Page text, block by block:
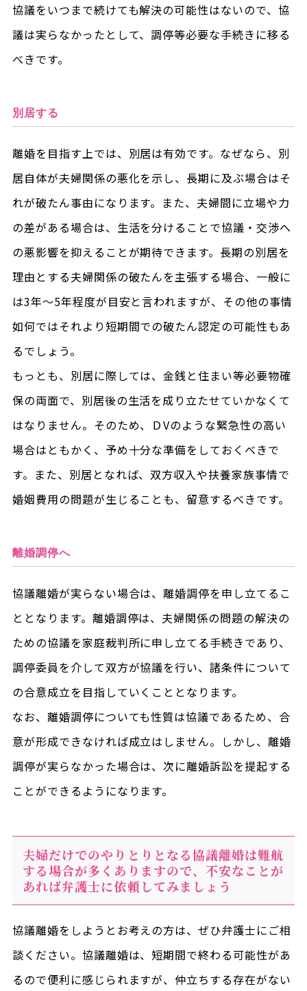
協議をいつまで続けても解決の可能性はないので、協
議は実らなかったとして、調停等必要な手続きに移る
べきです。
別居する
離婚を目指す上では、別居は有効です。なぜなら、別
居自体が夫婦関係の悪化を示し、長期に及ぶ場合はそ
れが破たん事由になります。また、夫婦間に立場や力
の差がある場合は、生活を分けることで協議・交渉へ
の悪影響を抑えることが期待できます。長期の別居を
理由とする夫婦関係の破たんを主張する場合、一般に
は3年～5年程度が目安と言われますが、その他の事情
如何ではそれより短期間での破たん認定の可能性もあ
るでしょう。
もっとも、別居に際しては、金銭と住まい等必要物確
保の両面で、別居後の生活を成り立たせていかなくて
はなりません。そのため、ＤVのような緊急性の高い
場合はともかく、予め十分な準備をしておくべきで
す。また、別居となれば、双方収入や扶養家族事情で
婚姻費用の問題が生じることも、留意するべきです。
離婚調停へ
協議離婚が実らない場合は、離婚調停を申し立てるこ
ととなります。離婚調停は、夫婦関係の問題の解決の
ための協議を家庭裁判所に申し立てる手続きであり、
調停委員を介して双方が協議を行い、諸条件について
の合意成立を目指していくこととなります。
なお、離婚調停についても性質は協議であるため、合
意が形成できなければ成立はしません。しかし、離婚
調停が実らなかった場合は、次に離婚訴訟を提起する
ことができるようになります。
夫婦だけでのやりとりとなる協議離婚は難航
する場合が多くありますので、不安なことが
あれば弁護士に依頼してみましょう
協議離婚をしようとお考えの方は、ぜひ弁護士にご相
談ください。協議離婚は、短期間で終わる可能性があ
るので便利に感じられますが、仲立ちする存在がない